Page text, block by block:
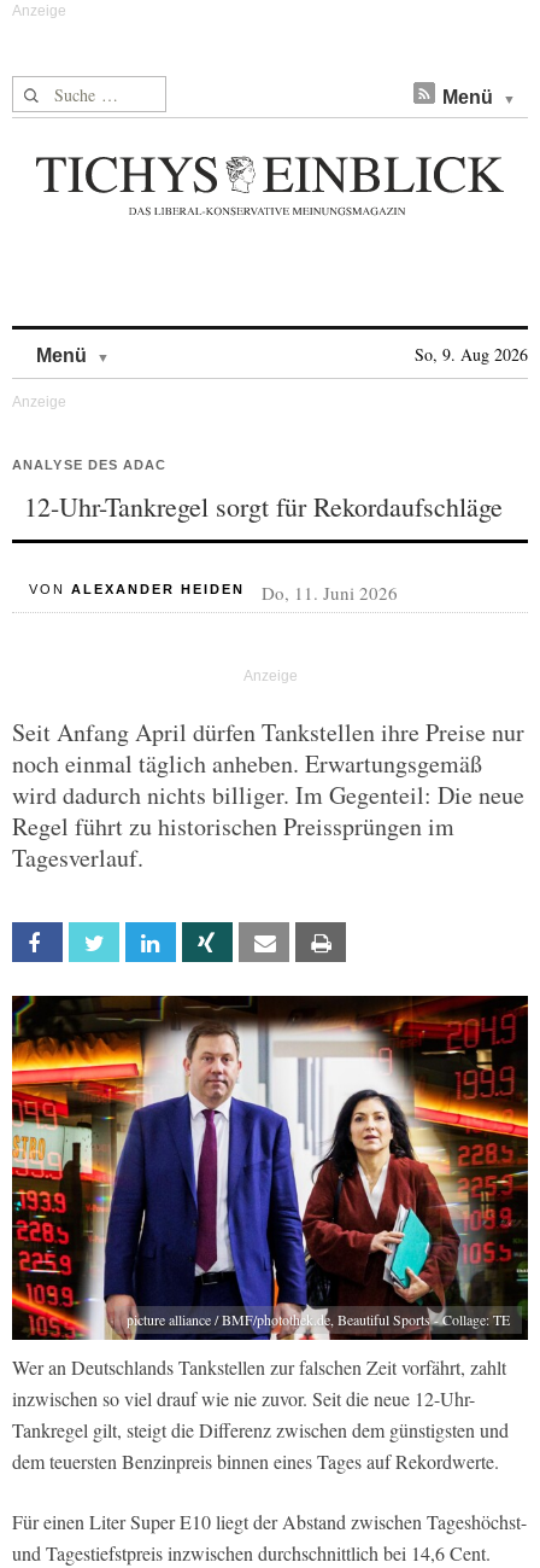
Suche nach: Menü
Menü So, 9. Aug 2026
ANALYSE DES ADAC
12-Uhr-Tankregel sorgt für Rekordaufschläge
VON ALEXANDER HEIDEN Do, 11. Juni 2026
Seit Anfang April dürfen Tankstellen ihre Preise nur
noch einmal täglich anheben. Erwartungsgemäß
wird dadurch nichts billiger. Im Gegenteil: Die neue
Regel führt zu historischen Preissprüngen im
Tagesverlauf.
Facebook Twitter Linkedin Xing Email
picture alliance / BMF/photothek.de, Beautiful Sports - Collage: TE
Wer an Deutschlands Tankstellen zur falschen Zeit vorfährt, zahlt
inzwischen so viel drauf wie nie zuvor. Seit die neue 12-Uhr-
Tankregel gilt, steigt die Differenz zwischen dem günstigsten und
dem teuersten Benzinpreis binnen eines Tages auf Rekordwerte.
Für einen Liter Super E10 liegt der Abstand zwischen Tageshöchst-
und Tagestiefstpreis inzwischen durchschnittlich bei 14,6 Cent.